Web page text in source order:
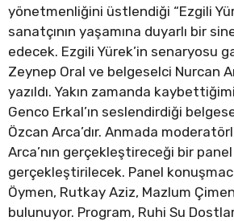
yönetmenliğini üstlendiği “Ezgili
sanatçının yaşamına duyarlı bir
edecek. Ezgili Yürek’in senaryosu
Zeynep Oral ve belgeselci Nurcan
yazıldı. Yakın zamanda
Genco Erkal’ın seslendirdiği
Özcan Arca’dır. Anmada
Arca’nın gerçekleştireceği bir panel
gerçekleştirilecek. Panel
Öymen, Rutkay Aziz, Mazlum
bulunuyor. Program, Ruhi Su